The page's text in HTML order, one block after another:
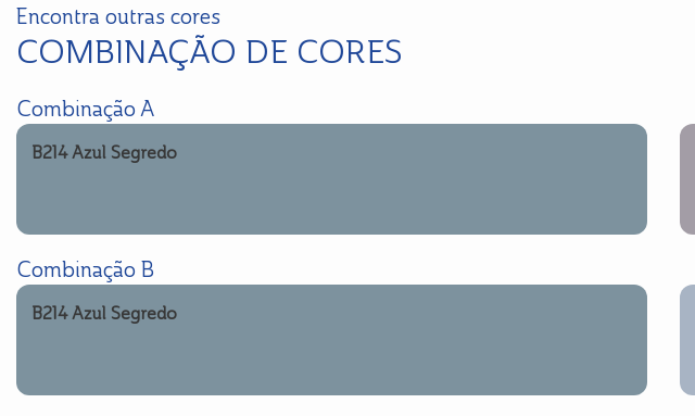
Encontra outras cores
COMBINAÇÃO DE CORES
Combinação A
B214 Azul Segredo
Combinação B
B214 Azul Segredo